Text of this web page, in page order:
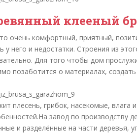
клееный
очень комфортный, приятный,
него и недостатки. Строения из
Для того чтобы дом
позаботится о материалах,
плесень, грибок, насекомые, влага
завод по производству
и разделённые на части деревья,